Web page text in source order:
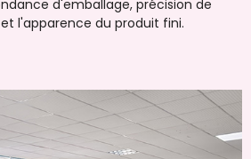
d'emballage, précision de
l'apparence du produit fini.